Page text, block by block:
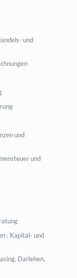
und
und
und
, Kapital- und
Darlehen,